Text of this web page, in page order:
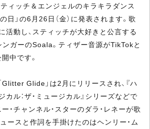
ィッチ＆エンジェルのキラキラダンス
の日」の6月26日（金）に発表されます。歌
活動し、スティッチが大好きと公言する
ンガーのSoala。ティザー音源がTikTokと
中です。
Glide」は2月にリリースされ、『ハ
カル：ザ・ミュージカル』シリーズなどで
・チャンネル・スターのダラ・レネーが歌
ースと作詞を手掛けたのはヘンリー・ム